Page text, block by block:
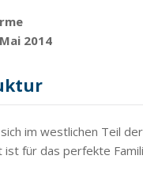
2014
im westlichen Teil
ist für das perfekte